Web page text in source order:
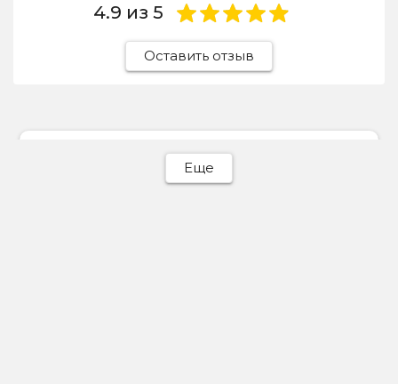
4.9 из 5
Оставить отзыв
Ева Батурина
Еще